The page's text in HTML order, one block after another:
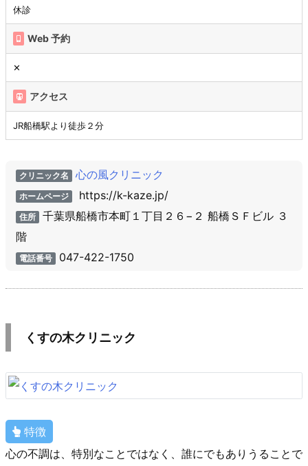
休診
Web 予約
✕
アクセス
JR船橋駅より徒歩２分
クリニック名 心の風クリニック
ホームページ https://k-kaze.jp/
住所 千葉県船橋市本町１丁目２６−２ 船橋ＳＦビル ３
階
電話番号 047-422-1750
くすの木クリニック
特徴
心の不調は、特別なことではなく、誰にでもありうることで